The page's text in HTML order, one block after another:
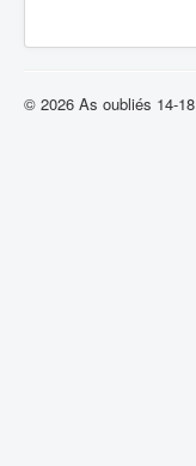
© 2026 As oubliés 14-18